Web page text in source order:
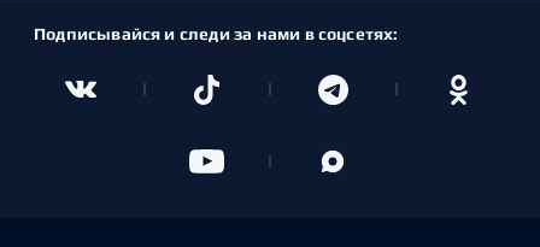
Подписывайся и следи за нами в соцсетях: